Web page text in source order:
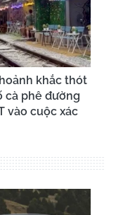
khắc thót
cà phê đường
vào cuộc xác